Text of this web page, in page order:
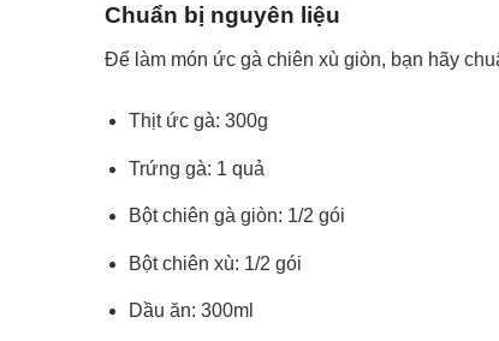
Chuẩn bị nguyên liệu
Để làm món ức gà chiên xù giòn, bạn hãy
Thịt ức gà: 300g
Trứng gà: 1 quả
Bột chiên gà giòn: 1/2 gói
Bột chiên xù: 1/2 gói
Dầu ăn: 300ml